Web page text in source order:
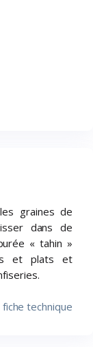
graines de
dans de
« tahin »
et plats et
technique